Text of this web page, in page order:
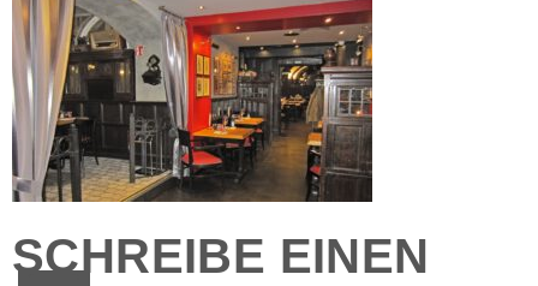
SCHREIBE EINEN